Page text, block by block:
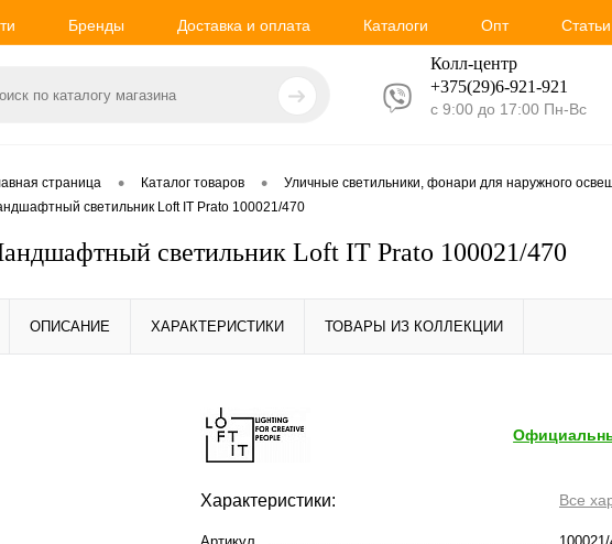
Бренды Доставка и оплата Каталоги Опт Статьи
Колл-центр
+375(29)6-921-921
с 9:00 до 17:00 Пн-Вс
страница • Каталог товаров • Уличные светильники, фонари для наружного
светильник Loft IT Prato 100021/470
светильник Loft IT Prato 100021/470
ОПИСАНИЕ ХАРАКТЕРИСТИКИ ТОВАРЫ ИЗ КОЛЛЕКЦИИ
Характеристики: Все